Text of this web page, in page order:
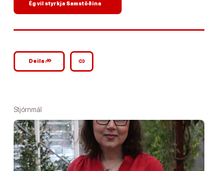
Ég vil styrkja Samstöðina
Deilagoogle_plus_reshare link
Stjórnmál